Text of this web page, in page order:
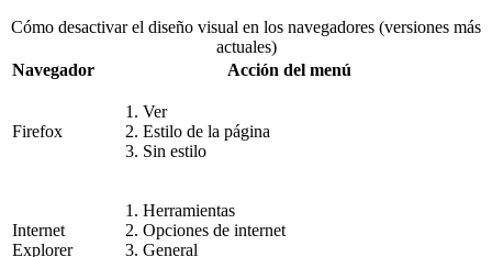
Cómo desactivar el diseño visual en los navegadores (versiones más
actuales)
Navegador
Acción del menú
Firefox
Ver
Estilo de la página
Sin estilo
Internet
Explorer
Herramientas
Opciones de internet
General